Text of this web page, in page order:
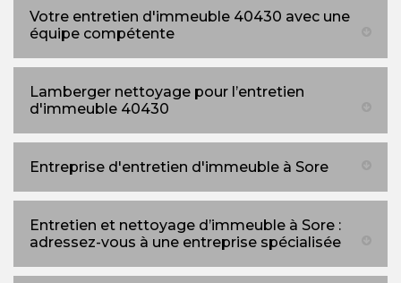
Votre entretien d'immeuble 40430 avec une
équipe compétente
Lamberger nettoyage pour l’entretien
d'immeuble 40430
Entreprise d'entretien d'immeuble à Sore
Entretien et nettoyage d’immeuble à Sore :
adressez-vous à une entreprise spécialisée